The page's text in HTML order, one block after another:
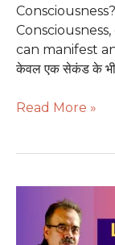
can manifest
केवल एक सेकंड के भी
Read More »